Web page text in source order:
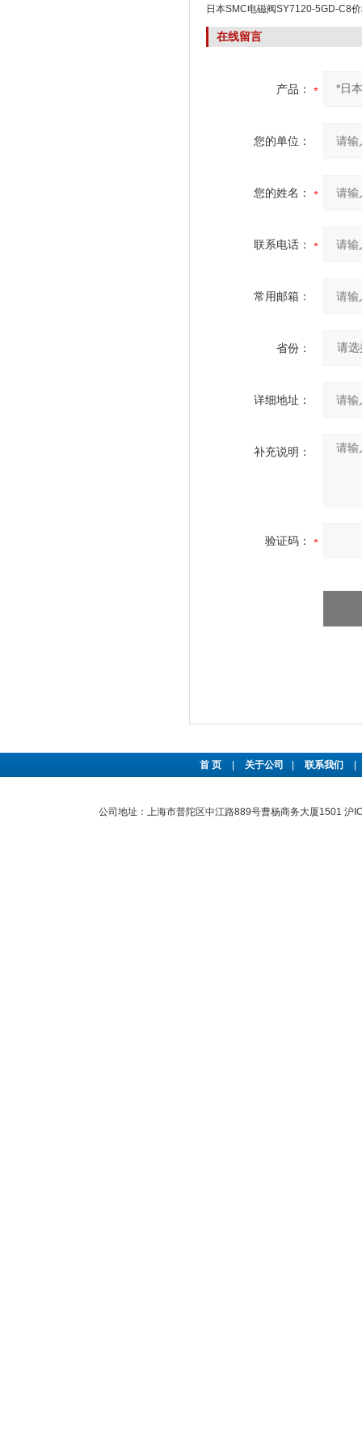
日本SMC电磁阀SY7120-5GD-C8
在线留言
产品：
您的单位：
您的姓名：
联系电话：
常用邮箱：
省份：
详细地址：
补充说明：
验证码：
首 页 关于公司 联系我们
公司地址：上海市普陀区中江路889号曹杨商务大厦1501 沪